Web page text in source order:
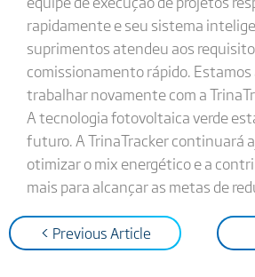
rapidamente e seu sistema
suprimentos atendeu aos
comissionamento rápido. Estamos
trabalhar novamente com a
A tecnologia fotovoltaica verde
futuro. A TrinaTracker continuará
otimizar o mix energético e a
mais para alcançar as metas de
< Previous Article